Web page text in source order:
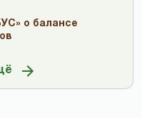
о балансе